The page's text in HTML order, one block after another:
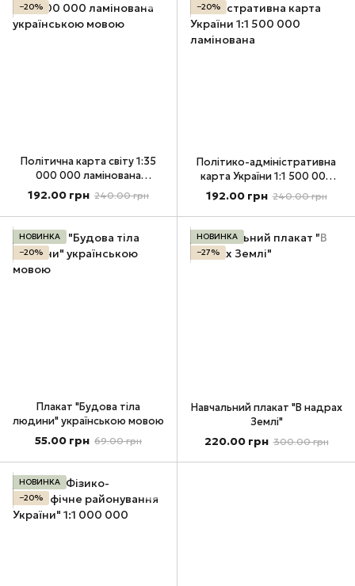
−20%
Політична карта світу 1:35
000 000 ламінована
українською мовою
192.00 грн 240.00 грн
−20%
Політико-адміністративна
карта України 1:1 500 000
ламінована
192.00 грн 240.00 грн
НОВИНКА
−20%
Плакат "Будова тіла
людини" українською мовою
55.00 грн 69.00 грн
НОВИНКА
−27%
Навчальний плакат "В надрах
Землі"
220.00 грн 300.00 грн
НОВИНКА
−20%